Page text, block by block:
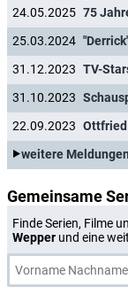
24.05.2025
25.03.2024
31.12.2023
31.10.2023
22.09.2023 Ottfried
weitere Meldungen
Gemeinsame
Finde Serien, Filme
Wepper und eine